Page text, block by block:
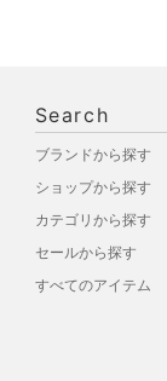
Search
ブランドから探す
ショップから探す
カテゴリから探す
セールから探す
すべてのアイテム